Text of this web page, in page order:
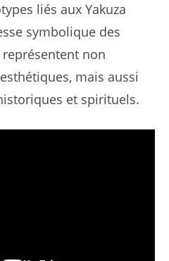
liés aux Yakuza
symbolique des
non
mais aussi
et spirituels.